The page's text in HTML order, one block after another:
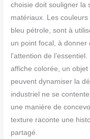
choisie doit souligner la
matériaux. Les
bleu pétrole, sont à
un point focal, à
l’attention de
affiche colorée, un
peuvent dynamiser la
industriel ne se
une manière de
texture raconte une
partagé.